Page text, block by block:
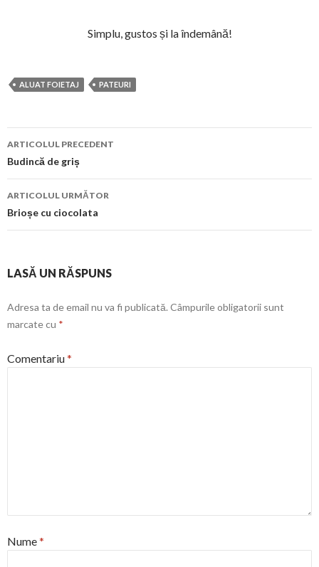
Simplu, gustos și la îndemână!
ALUAT FOIETAJ PATEURI
Navigare
în
articol
ARTICOLUL PRECEDENT
Budincă de griș
ARTICOLUL URMĂTOR
Brioșe cu ciocolata
LASĂ UN RĂSPUNS
Adresa ta de email nu va fi publicată. Câmpurile obligatorii sunt
marcate cu *
Comentariu*
Nume*